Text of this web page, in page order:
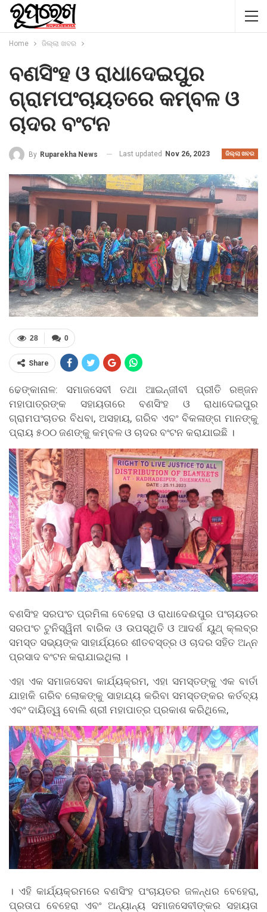
Home ଜିଲ୍ଲା ଖବର
ବଣସିଂହ ଓ ରାଧାଦେଇପୁର
ଗ୍ରାମପଂଚାୟତରେ କମ୍ବଳ ଓ
ଚାଦର ବଂଟନ
ଜିଲ୍ଲା ଖବର
By Ruparekha News Last updated Nov 26, 2023
0
28
Share
ଢେଙ୍କାନାଳ: ସମାଜସେବୀ ତଥା ଆଇନ୍ଜୀବୀ ପ୍ରୀତି ରଞ୍ଜନ
ମହାପାତ୍ରଙ୍କ ସହାୟତାରେ ବଣସିଂହ ଓ ରାଧାଦେଇପୁର
ଗ୍ରାମପଂଚାତର ବିଧବା, ଅସହାୟ, ଗରିବ ଏବଂ ବିକଳାଙ୍ଗ ମାନଙ୍କୁ
ପ୍ରାୟ ୫୦୦ ଜଣଙ୍କୁ କମ୍ବଳ ଓ ଚାଦର ବଂଟନ କରାଯାଇଛି ।
ବଣସିଂହ ସରପଂଚ ପ୍ରମିଳା ବେହେରା ଓ ରାଧାଦେଈପୁର ପଂଚାୟତର
ସରପଂଚ ଟୁନିସ୍ୱିନୀ ବାରିକ ଓ ଉପସ୍ଥିତି ଓ ଆଦର୍ଶ ୟୁଥ୍ କ୍ଲବ୍ର
ସମସ୍ତ ସଭ୍ୟଙ୍କ ସାହାର୍ଯ୍ୟରେ ଶୀତବସ୍ତ୍ର ଓ ଚାଦର ସହିତ ଅନ୍ନ
ପ୍ରସାଦ ବଂଟନ କରାଯାଇଥିଲା ।
ଏହା ଏକ ସମାଜସେବା କାର୍ଯ୍ୟକ୍ରମ, ଏହା ସମସ୍ତଙ୍କୁ ଏକ ବାର୍ତା
ଯାହାକି ଗରିବ ଲୋକଙ୍କୁ ସାହାଯ୍ୟ କରିବା ସମସ୍ତଙ୍କର କର୍ତବ୍ୟ
ଏବଂ ଦାୟିତ୍ୱ ବୋଲି ଶ୍ରୀ ମହାପାତ୍ର ପ୍ରକାଶ କରିଥିଲେ,
। ଏହି କାର୍ଯ୍ୟକ୍ରମରେ ବଣସିଂହ ପଂଚାୟତର ଜଳନ୍ଧର ବେହେରା,
ପ୍ରତାପ ବେହେରା ଏବଂ ଅନ୍ୟାନ୍ୟ ସମାଜସେବୀଙ୍କର ସହାୟତା